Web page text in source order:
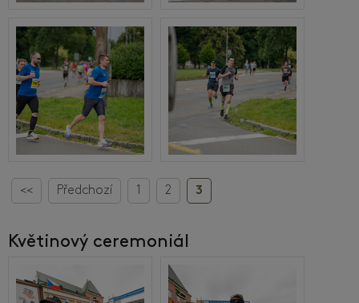
<< Předchozí 1 2 3
Květinový ceremoniál